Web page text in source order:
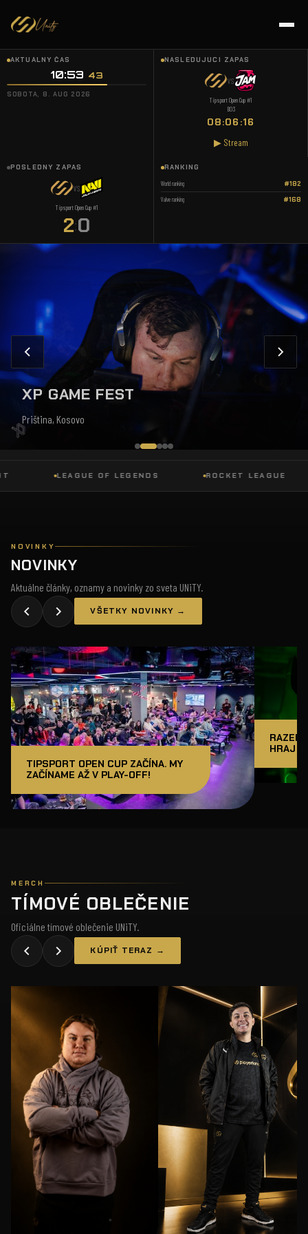
AKTUÁLNY ČAS
10:53 44
SOBOTA, 8. AUG 2026
NASLEDUJÚCI ZÁPAS
VS
Tipsport Open Cup #1
BO3
08:06:15
▶ Stream
POSLEDNÝ ZÁPAS
VS
Tipsport Open Cup #1
2:0
RANKING
World ranking #182
Valve ranking #168
XP GAME FEST
Priština, Kosovo
LEAGUE OF LEGENDS ROCKET LEAGUE
NOVINKY
NOVINKY
Aktuálne články, oznamy a novinky zo sveta UNiTY.
VŠETKY NOVINKY →
TIPSPORT OPEN CUP ZAČÍNA. MY
ZAČÍNAME AŽ V PLAY-OFF!
RAZER
HRAJ
MERCH
TÍMOVÉ OBLEČENIE
Oficiálne tímové oblečenie UNiTY.
KÚPIŤ TERAZ →